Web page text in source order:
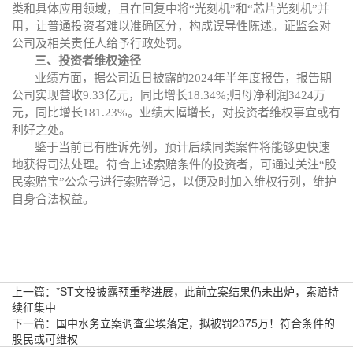
类和具体应用领域，且在回复中将“光刻机”和“芯片光刻机”并
用，让普通投资者难以准确区分，构成误导性陈述。证监会对
公司及相关责任人给予行政处罚。
三、投资者维权途径
业绩方面，据公司近日披露的2024年半年度报告，报告期
公司实现营收9.33亿元，同比增长18.34%;归母净利润3424万
元，同比增长181.23%。业绩大幅增长，对投资者维权事宜或有
利好之处。
鉴于当前已有胜诉先例，预计后续同类案件将能够更快速
地获得司法处理。符合上述索赔条件的投资者，可通过关注“股
民索赔宝”公众号进行索赔登记，以便及时加入维权行列，维护
自身合法权益。
上一篇： *ST文投披露预重整进展，此前立案结果仍未出炉，索赔持
续征集中
下一篇： 国中水务立案调查尘埃落定，拟被罚2375万！符合条件的
股民或可维权